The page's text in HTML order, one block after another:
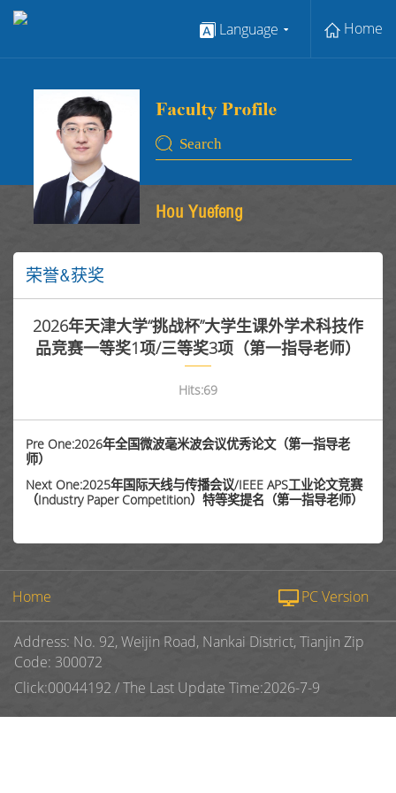
Language Home
Hou Yuefeng
荣誉&获奖
2026年天津大学“挑战杯”大学生课外学术科技作
品竞赛一等奖1项/三等奖3项（第一指导老师）
Hits:69
Pre One:2026年全国微波毫米波会议优秀论文（第一指导老
师）
Next One:2025年国际天线与传播会议/IEEE APS工业论文竞赛
（Industry Paper Competition）特等奖提名（第一指导老师）
Home PC Version
Address: No. 92, Weijin Road, Nankai District, Tianjin Zip
Code: 300072
Click:00044192 /The Last Update Time:2026-7-9